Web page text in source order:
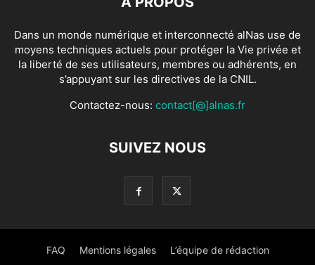
Dans un monde numérique et interconnecté alNas use de
moyens techniques actuels pour protéger la Vie privée et
la liberté de ses utilisateurs, membres ou adhérents, en
s’appuyant sur les directives de la CNIL.
Contactez-nous: contact[@]alnas.fr
SUIVEZ NOUS
FAQ Mentions légales L’équipe de rédaction